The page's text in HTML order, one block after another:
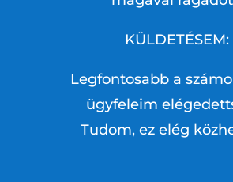
KÜLDETÉSEM:
Legfontosabb a
ügyfeleim
Tudom, ez elég